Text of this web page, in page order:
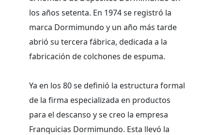
los años setenta. En 1974 se registró la
marca Dormimundo y un año más tarde
abrió su tercera fábrica, dedicada a la
fabricación de colchones de espuma.
Ya en los 80 se definió la estructura formal
de la firma especializada en productos
para el descanso y se creo la empresa
Franquicias Dormimundo. Esta llevó la